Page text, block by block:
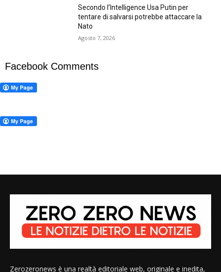
Secondo l’Intelligence Usa Putin per
tentare di salvarsi potrebbe attaccare la
Nato
Agosto 7, 2026
Facebook Comments
Zerozeronews è una realtà editoriale web, originale e inedita,